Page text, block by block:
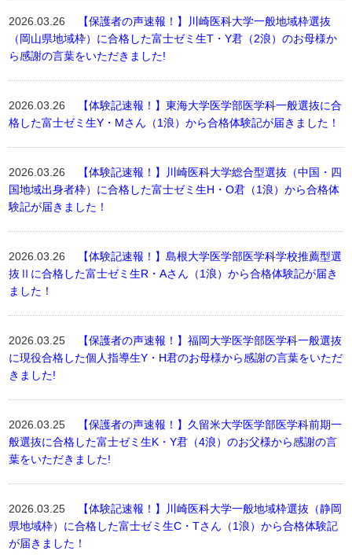
2026.03.26
【保護者の声速報！】川崎医科大学一般地域枠選抜
（岡山県地域枠）に合格した富士ゼミ生T・Y君（2浪）のお母様か
ら感謝の言葉をいただきました!
2026.03.26
【体験記速報！】東海大学医学部医学科一般選抜に合
格した富士ゼミ生Y・Mさん（1浪）から合格体験記が届きました！
2026.03.26
【体験記速報！】川崎医科大学総合型選抜（中国・四
国地域出身者枠）に合格した富士ゼミ生H・O君（1浪）から合格体
験記が届きました！
2026.03.26
【体験記速報！】島根大学医学部医学科学校推薦型選
抜Ⅱに合格した富士ゼミ生R・Aさん（1浪）から合格体験記が届き
ました！
2026.03.25
【保護者の声速報！】福岡大学医学部医学科一般選抜
に現役合格した個人指導生Y・H君のお母様から感謝の言葉をいただ
きました!
2026.03.25
【保護者の声速報！】久留米大学医学部医学科前期一
般選抜に合格した富士ゼミ生K・Y君（4浪）のお父様から感謝の言
葉をいただきました!
2026.03.25
【体験記速報！】川崎医科大学一般地域枠選抜（静岡
県地域枠）に合格した富士ゼミ生C・Tさん（1浪）から合格体験記
が届きました！